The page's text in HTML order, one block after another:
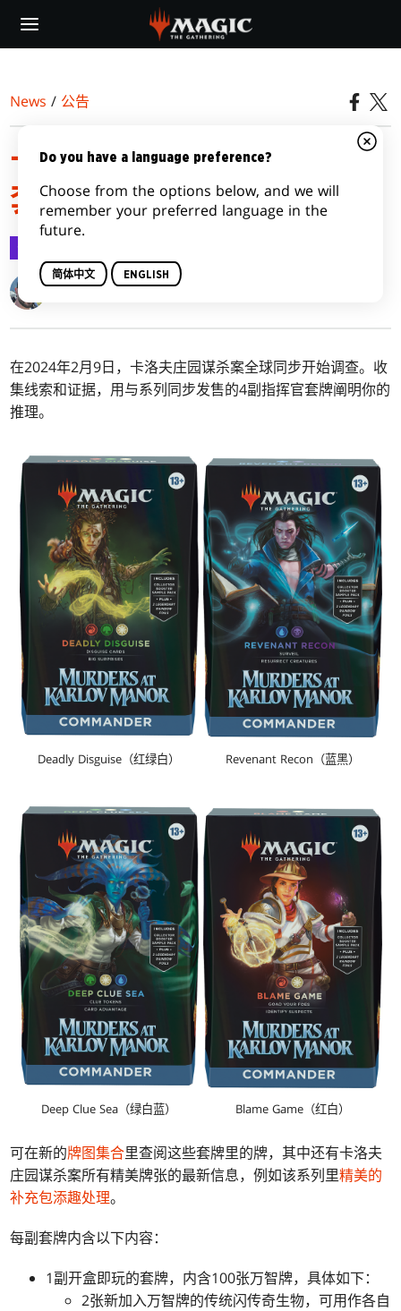
main
News / 公告
卡洛夫庄园谋杀案指挥官
套牌列表
Kendall Pepple
在2024年2月9日，卡洛夫庄园谋杀案全球同步开始调查。 收
集线索和证据，用与系列同步发售的4副指挥官套牌阐明你的
推理。
Deadly Disguise（红绿白） Revenant Recon（蓝黑）
Deep Clue Sea（绿白蓝） Blame Game（红白）
可在新的牌图集合里查阅这些套牌里的牌，其中还有卡洛夫
庄园谋杀案所有精美牌张的最新信息，例如该系列里精美的
补充包添趣处理。
每副套牌内含以下内容：
1副开盒即玩的套牌，内含100张万智牌，具体如下：
2张新加入万智牌的传统闪传奇生物，可用作各自
Do you have a language preference?
Choose from the options below, and we will
remember your preferred language in the
future.
简体中文 ENGLISH